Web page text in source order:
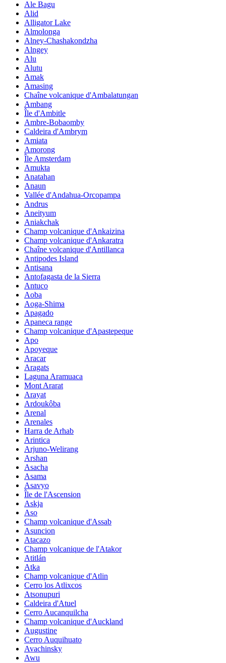
Ale Bagu
Alid
Alligator Lake
Almolonga
Alney-Chashakondzha
Alngey
Alu
Alutu
Amak
Amasing
Chaîne volcanique d'Ambalatungan
Ambang
Île d'Ambitle
Ambre-Bobaomby
Caldeira d'Ambrym
Amiata
Amorong
Île Amsterdam
Amukta
Anatahan
Anaun
Vallée d'Andahua-Orcopampa
Andrus
Aneityum
Aniakchak
Champ volcanique d'Ankaizina
Champ volcanique d'Ankaratra
Chaîne volcanique d'Antillanca
Antipodes Island
Antisana
Antofagasta de la Sierra
Antuco
Aoba
Aoga-Shima
Apagado
Apaneca range
Champ volcanique d'Apastepeque
Apo
Apoyeque
Aracar
Aragats
Laguna Aramuaca
Mont Ararat
Arayat
Ardoukôba
Arenal
Arenales
Harra de Arhab
Arintica
Arjuno-Welirang
Arshan
Asacha
Asama
Asavyo
Île de l'Ascension
Askja
Aso
Champ volcanique d'Assab
Asuncion
Atacazo
Champ volcanique de l'Atakor
Atitlán
Atka
Champ volcanique d'Atlin
Cerro los Atlixcos
Atsonupuri
Caldeira d'Atuel
Cerro Aucanquilcha
Champ volcanique d'Auckland
Augustine
Cerro Auquihuato
Avachinsky
Awu